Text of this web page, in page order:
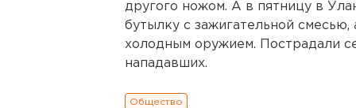
другого ножом. А в пятницу в
бутылку с зажигательной
холодным оружием. Пострадали
нападавших.
Общество